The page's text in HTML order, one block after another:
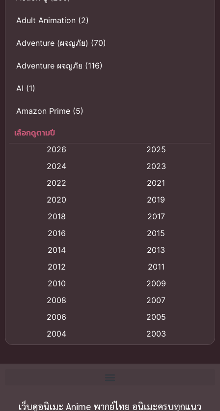
Adult Animation (2)
Adventure (ผจญภัย) (70)
Adventure ผจญภัย (116)
AI (1)
Amazon Prime (5)
Anal (ประตูหลัง)
Animation การ์ตูน
Animation อนิเมะ
Animation แอนิเมชัน
(9)
Big tits (นมใหญ่)
Bitch (ผู้หญิงร่าน)
Bondage (ทาส)(1)
เลือกดูตามปี
2026
2025
2024
2023
2022
2021
2020
2019
2018
2017
2016
2015
2014
2013
2012
2011
2010
2009
2008
2007
2006
2005
2004
2003
2000
1999
1996
เว็บดูอนิเมะ Anime พากย์ไทย อนิเมะครบทุกแนว